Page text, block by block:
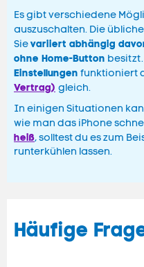
Es gibt verschiedene
auszuschalten. Die
Sievariiert abhängig
ohne Home-Button
Einstellungen funktioniert
Vertrag) gleich.
In einigen Situationen
wie man das iPhone
heiß, solltest du es zum
runterkühlen lassen.
Häufige